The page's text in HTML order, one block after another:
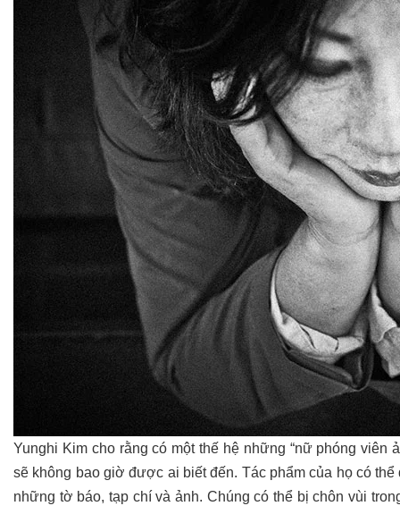
Yunghi Kim cho rằng có một thế hệ những “nữ phóng viên
sẽ không bao giờ được ai biết đến. Tác phẩm của họ có
những tờ báo, tạp chí và ảnh. Chúng có thể bị chôn vùi